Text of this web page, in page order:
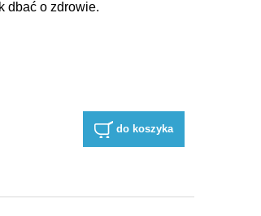
dbać o zdrowie.
do koszyka